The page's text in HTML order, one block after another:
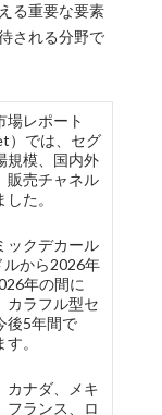
る重要な要素
される分野で
場レポート
）では、セグ
規模、国内外
販売チャネル
た。
ックデカール
から2026年
年の間に
カラフル型セ
後5年間で
。
カナダ、メキ
フランス、ロ